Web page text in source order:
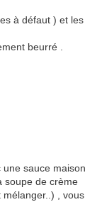
à défaut ) et les
beurré .
sauce maison
soupe de crème
, vous